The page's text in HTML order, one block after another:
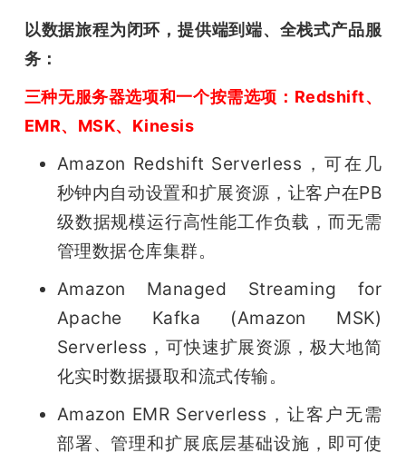
以数据旅程为闭环，提供端到端、全栈式产品服
务：
三种无服务器选项和一个按需选项：Redshift、
EMR、MSK、Kinesis
Amazon Redshift Serverless，可在几
秒钟内自动设置和扩展资源，让客户在PB
级数据规模运行高性能工作负载，而无需
管理数据仓库集群。
Amazon Managed Streaming for
Apache Kafka (Amazon MSK)
Serverless，可快速扩展资源，极大地简
化实时数据摄取和流式传输。
Amazon EMR Serverless，让客户无需
部署、管理和扩展底层基础设施，即可使